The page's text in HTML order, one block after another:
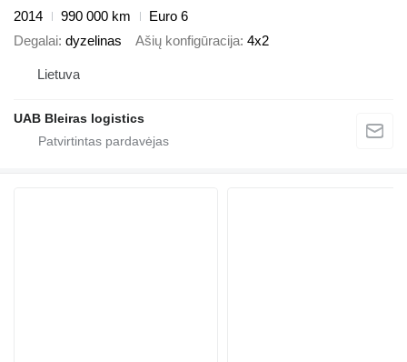
2014
990 000 km
Euro 6
Degalai dyzelinas Ašių konfigūracija 4x2
Lietuva
UAB Bleiras logistics